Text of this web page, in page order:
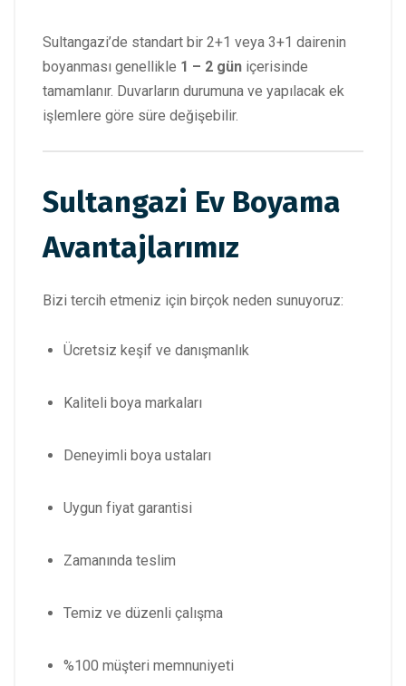
Sultangazi’de standart bir 2+1 veya 3+1 dairenin
boyanması genellikle 1 – 2 gün içerisinde
tamamlanır. Duvarların durumuna ve yapılacak ek
işlemlere göre süre değişebilir.
Sultangazi Ev Boyama
Avantajlarımız
Bizi tercih etmeniz için birçok neden sunuyoruz:
Ücretsiz keşif ve danışmanlık
Kaliteli boya markaları
Deneyimli boya ustaları
Uygun fiyat garantisi
Zamanında teslim
Temiz ve düzenli çalışma
%100 müşteri memnuniyeti